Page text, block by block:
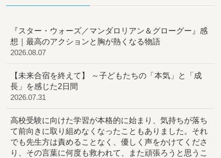
『スター・ウォーズ／マンダロリアン＆グローグー』感
想｜最高のアクションと胸が熱くなる物語
2026.08.07
【未来合宿を終えて】 ～子どもたちの「本気」と「成
長」を感じた2日間
2026.07.31
高校受験に向けた学習が本格的に始まり、気持ちが落ち
て前向きに取り組めなくなったこともありました。それ
でも先生方は責めることなく、優しく声をかけてくださ
り、その言葉に何度も救われて、また頑張ろうと思うこ